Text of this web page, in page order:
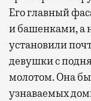
Его главный
и башенками, а
установили
девушки с
молотом. Она
узнаваемых